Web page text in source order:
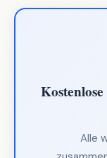
Alle